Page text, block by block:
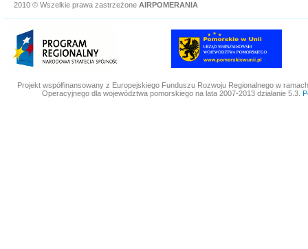
2010 © Wszelkie prawa zastrzeżone AIRPOMERANIA
Projekt współfinansowany z Europejskiego Funduszu Rozwoju Regionalnego w
Operacyjnego dla województwa pomorskiego na lata 2007-2013 działanie 5.3.